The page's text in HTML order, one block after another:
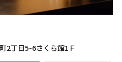
2丁目5-6さくら館1Ｆ